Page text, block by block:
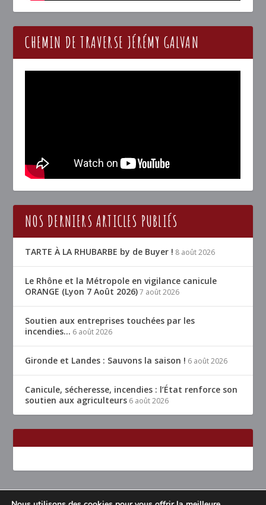
CHEMIN DE TRAVERSE JÉRÉMY GALVAN
NOS DERNIERS ARTICLES PUBLIÉS
TARTE À LA RHUBARBE by de Buyer ! 8 août 2026
Le Rhône et la Métropole en vigilance canicule
ORANGE (Lyon 7 Août 2026) 7 août 2026
Soutien aux entreprises touchées par les
incendies… 6 août 2026
Gironde et Landes : Sauvons la saison ! 6 août 2026
Canicule, sécheresse, incendies : l’État renforce son
soutien aux agriculteurs 6 août 2026